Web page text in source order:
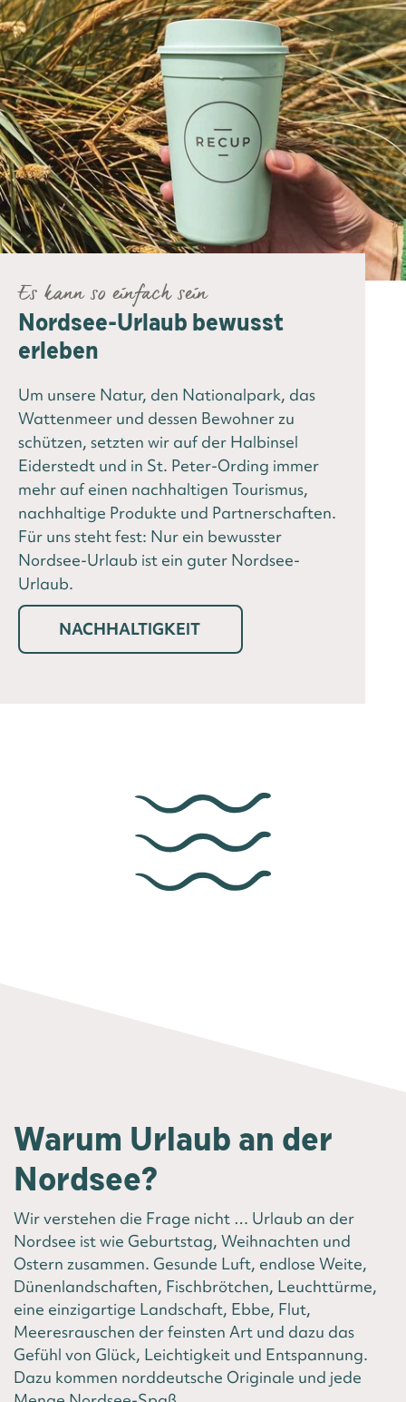
Es kann so einfach sein
Nordsee-Urlaub bewusst
erleben
Um unsere Natur, den Nationalpark, das
Wattenmeer und dessen Bewohner zu
schützen, setzten wir auf der Halbinsel
Eiderstedt und in St. Peter-Ording immer
mehr auf einen nachhaltigen Tourismus,
nachhaltige Produkte und Partnerschaften.
Für uns steht fest: Nur ein bewusster
Nordsee-Urlaub ist ein guter Nordsee-
Urlaub.
NACHHALTIGKEIT
Warum Urlaub an der
Nordsee?
Wir verstehen die Frage nicht … Urlaub an der
Nordsee ist wie Geburtstag, Weihnachten und
Ostern zusammen. Gesunde Luft, endlose Weite,
Dünenlandschaften, Fischbrötchen, Leuchttürme,
eine einzigartige Landschaft, Ebbe, Flut,
Meeresrauschen der feinsten Art und dazu das
Gefühl von Glück, Leichtigkeit und Entspannung.
Dazu kommen norddeutsche Originale und jede